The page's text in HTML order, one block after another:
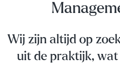
Wij zijn altijd op
uit de praktijk,